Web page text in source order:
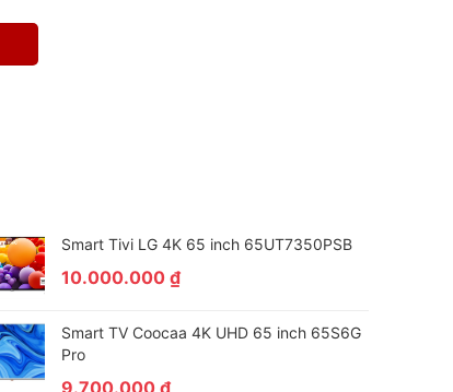
Smart Tivi LG 4K 65 inch 65UT7350PSB
10.000.000₫
Smart TV Coocaa 4K UHD 65 inch 65S6G
Pro